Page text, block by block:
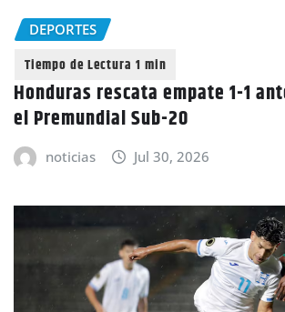
DEPORTES
Honduras rescata empate 1-1
el Premundial Sub-20
noticias Jul 30, 2026